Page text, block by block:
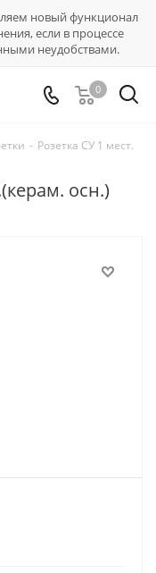
новый функционал
если в процессе
неудобствами.
0
- Розетка СУ 1 мест.
осн.)